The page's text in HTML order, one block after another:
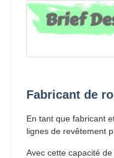
Fabricant de
En tant que fabricant
lignes de revêtement
Avec cette capacité